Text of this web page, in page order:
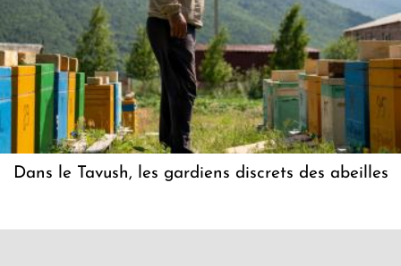
Dans le Tavush, les gardiens discrets des abeilles